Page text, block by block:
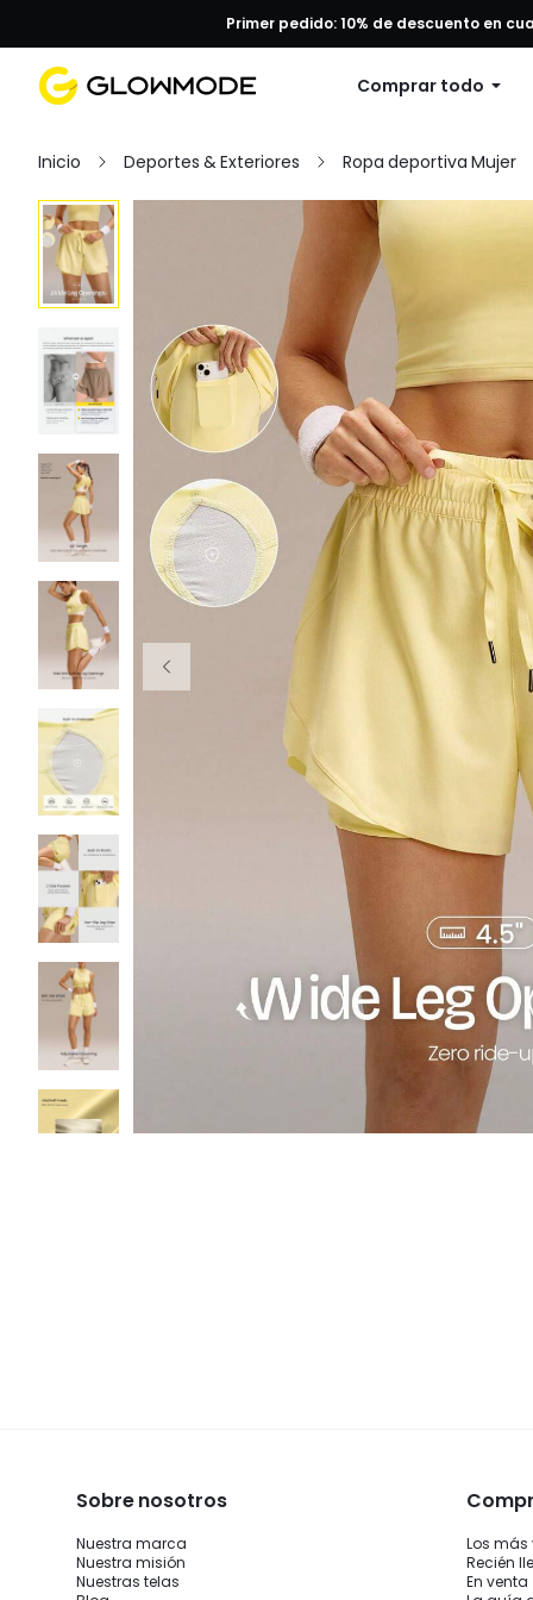
Primer pedido: 10% de descuento en
Comprar todo
Inicio Deportes & Exteriores Ropa deportiva Mujer
Sobre nosotros
Nuestra marca
Nuestra misión
Nuestras telas
Los
Recién
En venta